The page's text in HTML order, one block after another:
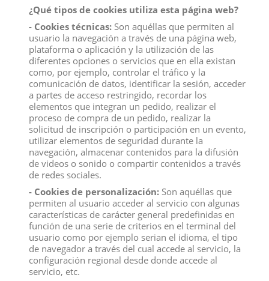
BLISTER MINI FIGURA POWER RANGERS DE
HASBRO, 6,5 CM
Referencia 4023
Figuras oficiales de Power Rangers
Colecciona los 6 Rangers de edición limitada a la vez con este
paquete de 3 de gran valor
Las figuras miden aproximadamente 6,5 cm de altura
Imprescindible para cualquier ventilador o coleccionista de
Power Rangers
A partir de 6 años
PRECIO POR UNIDAD
¿Qué tipos de cookies utiliza esta página web?
- Cookies técnicas: Son aquéllas que permiten al
usuario la navegación a través de una página web,
plataforma o aplicación y la utilización de las
diferentes opciones o servicios que en ella existan
como, por ejemplo, controlar el tráfico y la
comunicación de datos, identificar la sesión, acceder
a partes de acceso restringido, recordar los
elementos que integran un pedido, realizar el
proceso de compra de un pedido, realizar la
solicitud de inscripción o participación en un evento,
utilizar elementos de seguridad durante la
navegación, almacenar contenidos para la difusión
de videos o sonido o compartir contenidos a través
de redes sociales.
- Cookies de personalización: Son aquéllas que
permiten al usuario acceder al servicio con algunas
características de carácter general predefinidas en
función de una serie de criterios en el terminal del
usuario como por ejemplo serian el idioma, el tipo
de navegador a través del cual accede al servicio, la
configuración regional desde donde accede al
servicio, etc.